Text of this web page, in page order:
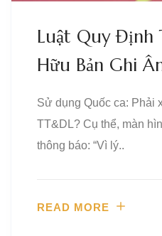
Luật Quy Định
Hữu Bản Ghi
Sử dụng Quốc ca: Phải
TT&DL? Cụ thể, màn
thông báo: “Vì lý..
READ MORE